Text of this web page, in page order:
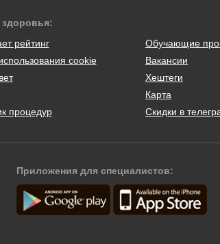
здоровья:
рейтинг
cookie
процедур
Обучающие
Вакансии
Хештеги
Карта
Скидки в
Приложения для специалистов: